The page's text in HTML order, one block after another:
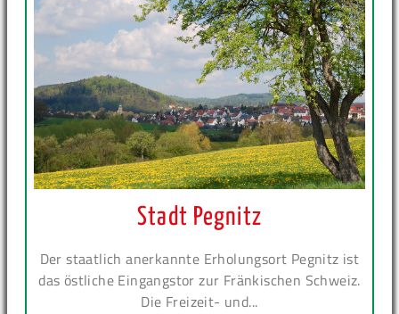
Stadt Pegnitz
Der staatlich anerkannte Erholungsort Pegnitz ist
das östliche Eingangstor zur Fränkischen Schweiz.
Die Freizeit- und...